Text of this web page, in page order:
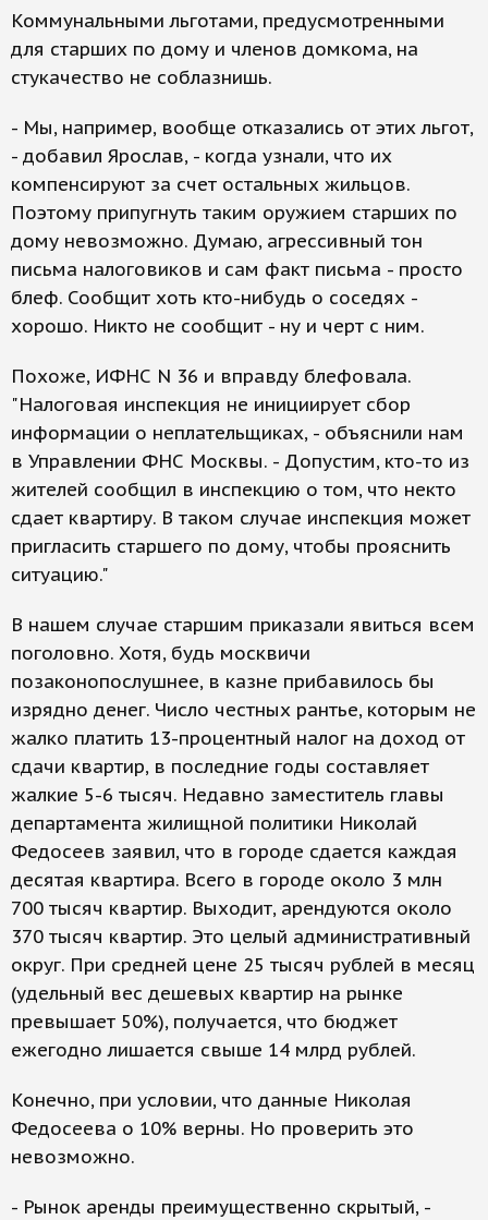
Коммунальными льготами, предусмотренными
для старших по дому и членов домкома, на
стукачество не соблазнишь.
- Мы, например, вообще отказались от этих льгот,
- добавил Ярослав, - когда узнали, что их
компенсируют за счет остальных жильцов.
Поэтому припугнуть таким оружием старших по
дому невозможно. Думаю, агрессивный тон
письма налоговиков и сам факт письма - просто
блеф. Сообщит хоть кто-нибудь о соседях -
хорошо. Никто не сообщит - ну и черт с ним.
Похоже, ИФНС N 36 и вправду блефовала.
"Налоговая инспекция не инициирует сбор
информации о неплательщиках, - объяснили нам
в Управлении ФНС Москвы. - Допустим, кто-то из
жителей сообщил в инспекцию о том, что некто
сдает квартиру. В таком случае инспекция может
пригласить старшего по дому, чтобы прояснить
ситуацию."
В нашем случае старшим приказали явиться всем
поголовно. Хотя, будь москвичи
позаконопослушнее, в казне прибавилось бы
изрядно денег. Число честных рантье, которым не
жалко платить 13-процентный налог на доход от
сдачи квартир, в последние годы составляет
жалкие 5-6 тысяч. Недавно заместитель главы
департамента жилищной политики Николай
Федосеев заявил, что в городе сдается каждая
десятая квартира. Всего в городе около 3 млн
700 тысяч квартир. Выходит, арендуются около
370 тысяч квартир. Это целый административный
округ. При средней цене 25 тысяч рублей в месяц
(удельный вес дешевых квартир на рынке
превышает 50%), получается, что бюджет
ежегодно лишается свыше 14 млрд рублей.
Конечно, при условии, что данные Николая
Федосеева о 10% верны. Но проверить это
невозможно.
- Рынок аренды преимущественно скрытый, -